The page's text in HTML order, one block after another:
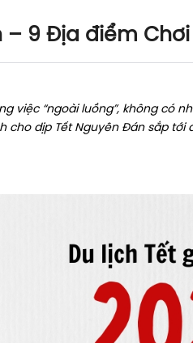
9 Địa điểm Chơi
việc “ngoài luồng”, không có
cho dịp Tết Nguyên Đán sắp tới